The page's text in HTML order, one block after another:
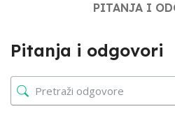
PITANJA I
Pitanja i odgovori